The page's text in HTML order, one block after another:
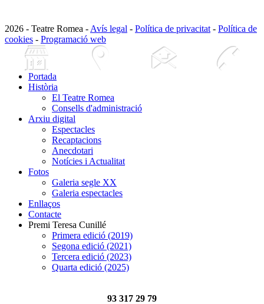
2026 - Teatre Romea - Avís legal - Política de privacitat - Política de
cookies - Programació web
Portada
Història
El Teatre Romea
Consells d'administració
Arxiu digital
Espectacles
Recaptacions
Anecdotari
Notícies i Actualitat
Fotos
Galeria segle XX
Galeria espectacles
Enllaços
Contacte
Premi Teresa Cunillé
Primera edició (2019)
Segona edició (2021)
Tercera edició (2023)
Quarta edició (2025)
93 317 29 79